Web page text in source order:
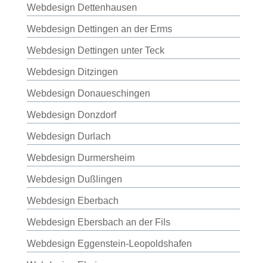
Webdesign Dettenhausen
Webdesign Dettingen an der Erms
Webdesign Dettingen unter Teck
Webdesign Ditzingen
Webdesign Donaueschingen
Webdesign Donzdorf
Webdesign Durlach
Webdesign Durmersheim
Webdesign Dußlingen
Webdesign Eberbach
Webdesign Ebersbach an der Fils
Webdesign Eggenstein-Leopoldshafen